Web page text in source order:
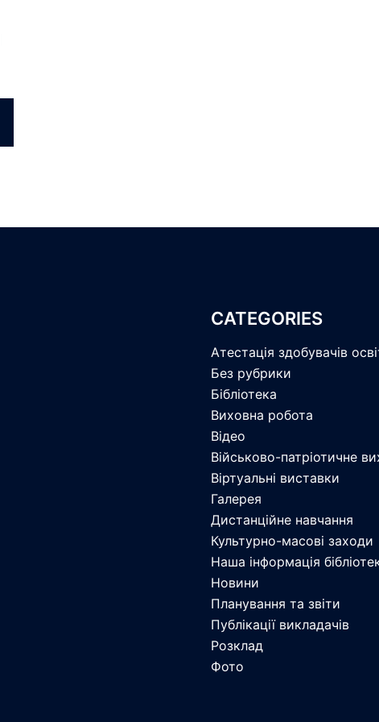
CATEGORIES
Атестація здобувачів
Без рубрики
Бібліотека
Виховна робота
Відео
Військово-патріотичне
Віртуальні виставки
Галерея
Дистанційне навчання
Культурно-масові заходи
Наша інформація
Новини
Планування та звіти
Публікації викладачів
Розклад
Фото